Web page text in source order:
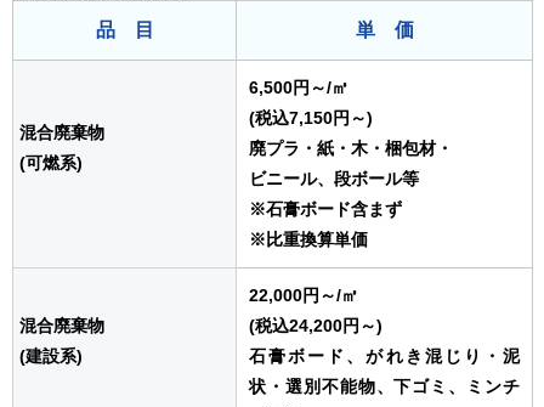
品 目
単 価
混合廃棄物
(可燃系)
6,500円～/㎥
(税込7,150円～)
廃プラ・紙・木・梱包材・
ビニール、段ボール等
※石膏ボード含まず
※比重換算単価
混合廃棄物
(建設系)
22,000円～/㎥
(税込24,200円～)
石膏ボード、がれき混じり・泥
状・選別不能物、下ゴミ、ミンチ